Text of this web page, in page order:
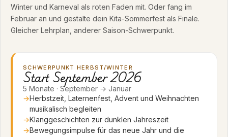
Winter und Karneval als roten Faden mit. Oder fang im
Februar an und gestalte dein Kita-Sommerfest als Finale.
Gleicher Lehrplan, anderer Saison-Schwerpunkt.
SCHWERPUNKT HERBST/WINTER
Start September 2026
5 Monate · September → Januar
Herbstzeit, Laternenfest, Advent und Weihnachten
musikalisch begleiten
Klanggeschichten zur dunklen Jahreszeit
Bewegungsimpulse für das neue Jahr und die